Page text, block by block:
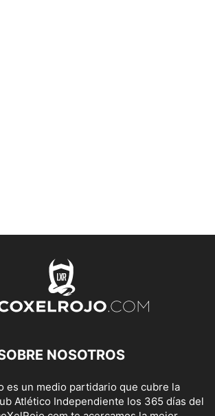
NOSOTROS
es un medio partidario que cubre la
Atlético Independiente los 365 días del